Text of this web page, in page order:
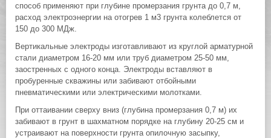
способ применяют при глубине промерзания грунта до 0,7 м,
расход электроэнергии на отогрев 1 м3 грунта колеблется от
150 до 300 МДж.
Вертикальные электроды изготавливают из круглой арматурной
стали диаметром 16-20 мм или труб диаметром 25-50 мм,
заостренных с одного конца. Электроды вставляют в
пробуренные скважины или забивают отбойными
пневматическими или электрическими молотками.
При оттаивании сверху вниз (глубина промерзания 0,7 м) их
забивают в грунт в шахматном порядке на глубину 20-25 см и
устраивают на поверхности грунта опилочную засыпку,